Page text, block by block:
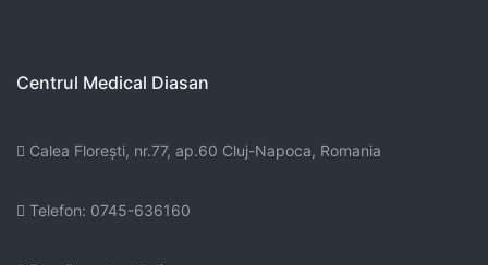
Centrul Medical Diasan
Calea Floreşti, nr.77, ap.60 Cluj-Napoca, Romania
Telefon: 0745-636160